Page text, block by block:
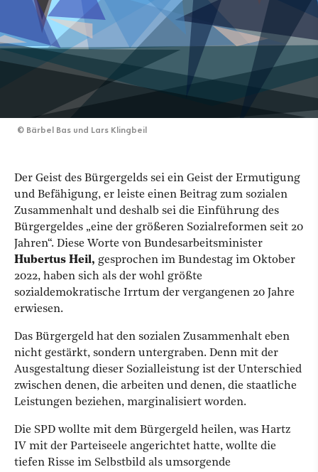
© Bärbel Bas und Lars Klingbeil
Der Geist des Bürgergelds sei ein Geist der Ermutigung
und Befähigung, er leiste einen Beitrag zum sozialen
Zusammenhalt und deshalb sei die Einführung des
Bürgergeldes „eine der größeren Sozialreformen seit 20
Jahren“. Diese Worte von Bundesarbeitsminister
Hubertus Heil, gesprochen im Bundestag im Oktober
2022, haben sich als der wohl größte
sozialdemokratische Irrtum der vergangenen 20 Jahre
erwiesen.
Das Bürgergeld hat den sozialen Zusammenhalt eben
nicht gestärkt, sondern untergraben. Denn mit der
Ausgestaltung dieser Sozialleistung ist der Unterschied
zwischen denen, die arbeiten und denen, die staatliche
Leistungen beziehen, marginalisiert worden.
Die SPD wollte mit dem Bürgergeld heilen, was Hartz
IV mit der Parteiseele angerichtet hatte, wollte die
tiefen Risse im Selbstbild als umsorgende